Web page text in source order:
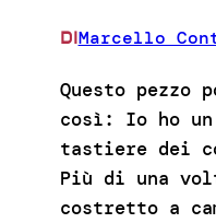
DIMarcello
Questo pezzo
così: Io ho un
tastiere dei
Più di una
costretto a